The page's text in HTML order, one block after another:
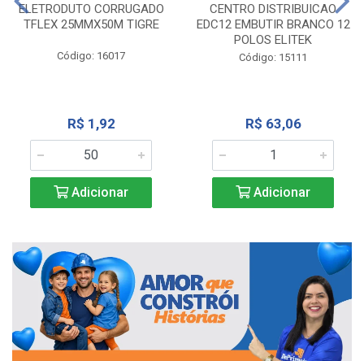
ELETRODUTO CORRUGADO
TFLEX 25MMX50M TIGRE
Código: 16017
R$ 1,92
Adicionar
CENTRO DISTRIBUICAO
EDC12 EMBUTIR BRANCO 12
POLOS ELITEK
Código: 15111
R$ 63,06
Adicionar